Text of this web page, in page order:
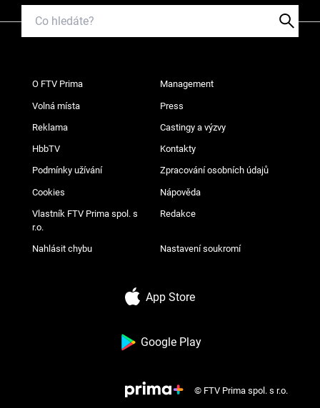
O FTV Prima Management
Volná místa Press
Reklama Castingy a výzvy
HbbTV Kontakty
Podmínky užívání Zpracování osobních údajů
Cookies Nápověda
Vlastník FTV Prima spol. s
r.o.
Redakce
Nahlásit chybu Nastavení soukromí
App Store
Google Play
© FTV Prima spol. s r.o.